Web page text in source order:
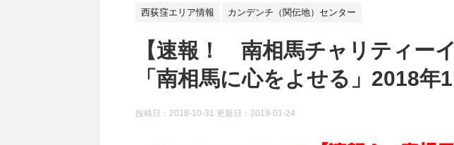
西荻窪エリア情報 カンデンチ（関伝地）センター
【速報！ 南相馬チャリティー
「南相馬に心をよせる」2018年
投稿日：2018-10-31 更新日： 2019-01-24